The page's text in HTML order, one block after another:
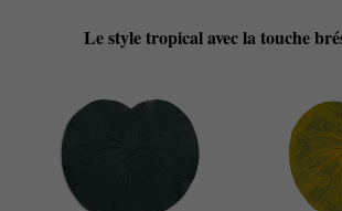
Le style tropical avec la touche